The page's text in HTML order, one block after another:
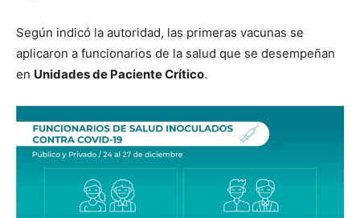
Según indicó la autoridad, las primeras vacunas se
aplicaron a funcionarios de la salud que se desempeñan
en Unidades de Paciente Crítico.